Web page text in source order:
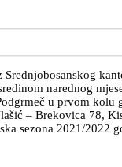
narednog
u prvom
– Brekovica
sezona 2021/